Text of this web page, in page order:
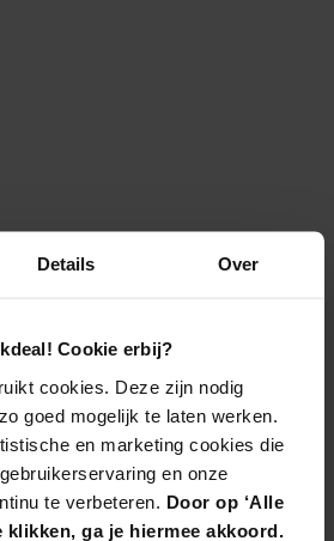
Details Over
Cookie erbij?
cookies. Deze zijn nodig
goed mogelijk te laten werken.
en marketing cookies die
en onze
te verbeteren. Door op ‘Alle
klikken, ga je hiermee akkoord.